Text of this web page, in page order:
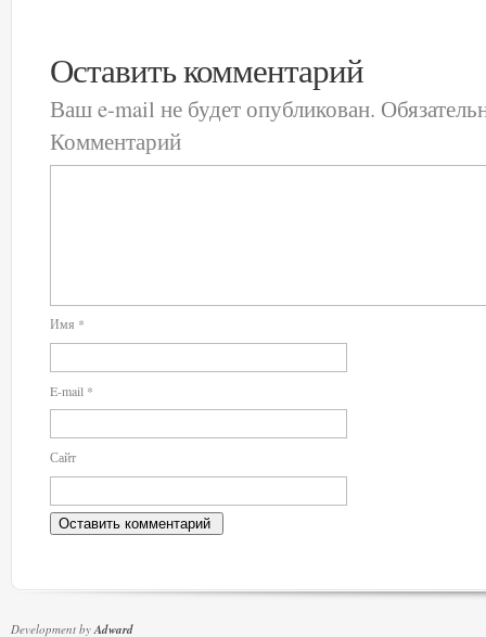
Оставить комментарий
Ваш e-mail не будет опубликован.
Комментарий
Имя *
E-mail *
Сайт
Development byAdward